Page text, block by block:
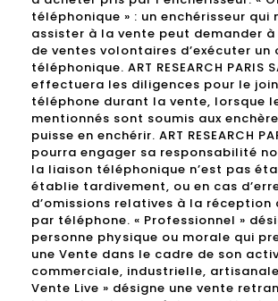
téléphonique » : un enchérisseur qui
assister à la vente peut demander à
de ventes volontaires d’exécuter un
téléphonique. ART RESEARCH PARIS
effectuera les diligences pour le
téléphone durant la vente, lorsque
mentionnés sont soumis aux
puisse en enchérir. ART RESEARCH
pourra engager sa responsabilité
la liaison téléphonique n’est pas
établie tardivement, ou en cas
d’omissions relatives à la réception
par téléphone. « Professionnel »
personne physique ou morale qui
une Vente dans le cadre de son
commerciale, industrielle,
Vente Live » désigne une vente